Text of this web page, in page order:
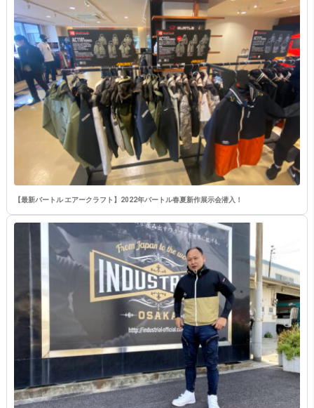
【最新バートル エアークラフト】2022年バートル春夏新作展示会潜入！